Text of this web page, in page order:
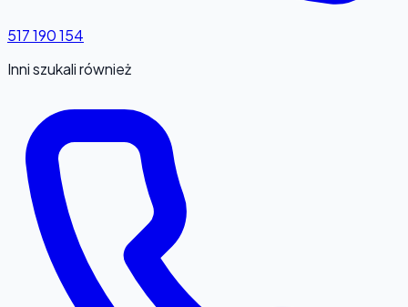
517 190 154
Inni szukali również